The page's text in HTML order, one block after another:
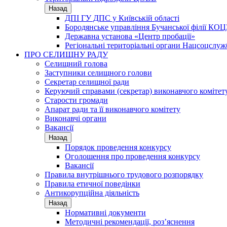
Назад
ДПІ ГУ ДПС у Київській області
Бородянське управління Бучанської філії
Державна установа «Центр пробації»
Регіональні територіальні органи
ПРО СЕЛИЩНУ РАДУ
Селищний голова
Заступники селищного голови
Секретар селищної ради
Керуючий справами (секретар) виконавчого
Старости громади
Апарат ради та її виконавчого комітету
Виконавчі органи
Вакансії
Назад
Порядок проведення конкурсу
Оголошення про проведення конкурсу
Вакансії
Правила внутрішнього трудового розпорядку
Правила етичної поведінки
Антикорупційна діяльність
Назад
Нормативні документи
Методичні рекомендації, роз’яснення